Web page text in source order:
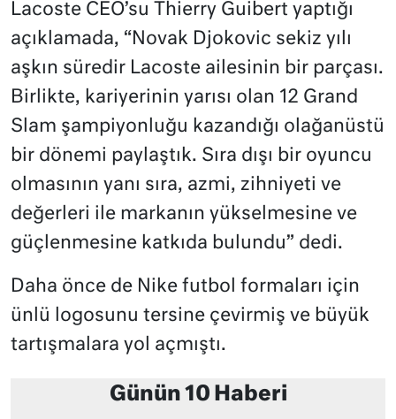
Lacoste CEO’su Thierry Guibert yaptığı
açıklamada, “Novak Djokovic sekiz yılı
aşkın süredir Lacoste ailesinin bir parçası.
Birlikte, kariyerinin yarısı olan 12 Grand
Slam şampiyonluğu kazandığı olağanüstü
bir dönemi paylaştık. Sıra dışı bir oyuncu
olmasının yanı sıra, azmi, zihniyeti ve
değerleri ile markanın yükselmesine ve
güçlenmesine katkıda bulundu” dedi.
Daha önce de Nike futbol formaları için
ünlü logosunu tersine çevirmiş ve büyük
tartışmalara yol açmıştı.
Günün 10 Haberi